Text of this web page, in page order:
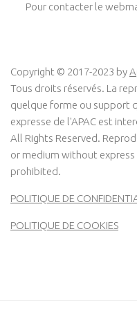
Pour contacter le
Copyright © 2017-2023 by
Tous droits réservés. La
quelque forme ou support
expresse de l'APAC est
All Rights Reserved.
or medium without
prohibited.
POLITIQUE DE
POLITIQUE DE COOKIES